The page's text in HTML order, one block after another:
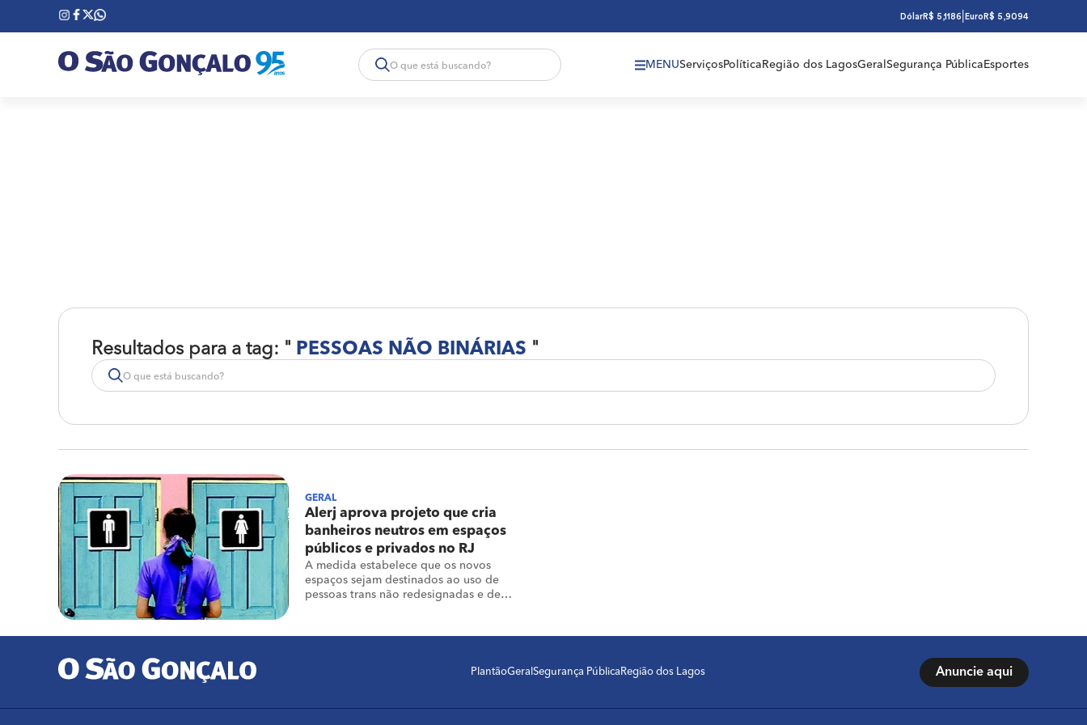
DólarR$ 5,1186 Euro R$ 5,9094
MENUServiçosPolítica Região dos LagosGeral Segurança Pública Esportes
Resultados para a tag: " PESSOAS NÃO BINÁRIAS "
GERAL
Alerj aprova projeto que cria
banheiros neutros em espaços
públicos e privados no RJ
A medida estabelece que os novos
espaços sejam destinados ao uso de
pessoas trans não redesignadas e de
PlantãoGeral Segurança Pública Região dos Lagos Anuncie aqui